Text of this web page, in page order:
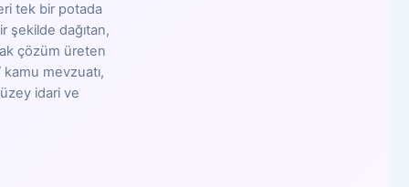
tek bir potada
şekilde dağıtan,
çözüm üreten
mevzuatı,
idari ve